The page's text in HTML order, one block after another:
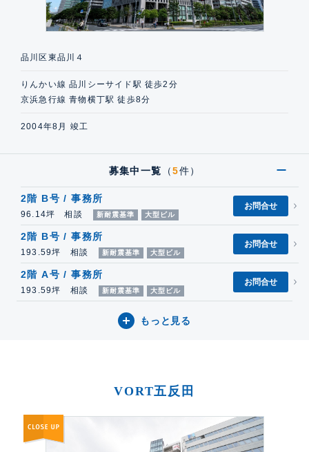
品川区東品川４
りんかい線 品川シーサイド駅 徒歩2分
京浜急行線 青物横丁駅 徒歩8分
2004年8月 竣工
募集中一覧 （5件）
2階 B号 / 事務所
96.14坪 相談 新耐震基準 大型ビル
お問合せ
2階 B号 / 事務所
193.59坪 相談 新耐震基準 大型ビル
お問合せ
2階 A号 / 事務所
193.59坪 相談 新耐震基準 大型ビル
お問合せ
もっと見る
VORT五反田